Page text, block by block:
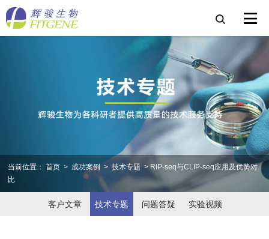
当前位置： 首页 > 成功案例 > 技术专题 > RIP-seq与CLIP-seq应用及优势对
比
客户文章 技术专题 问题答疑 实验视频